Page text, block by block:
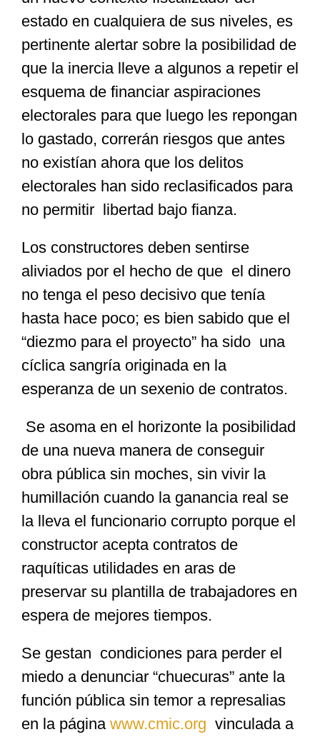
estado en cualquiera de sus niveles, es
pertinente alertar sobre la posibilidad de
que la inercia lleve a algunos a repetir el
esquema de financiar aspiraciones
electorales para que luego les repongan
lo gastado, correrán riesgos que antes
no existían ahora que los delitos
electorales han sido reclasificados para
no permitir libertad bajo fianza.
Los constructores deben sentirse
aliviados por el hecho de que el dinero
no tenga el peso decisivo que tenía
hasta hace poco; es bien sabido que el
“diezmo para el proyecto” ha sido una
cíclica sangría originada en la
esperanza de un sexenio de contratos.
Se asoma en el horizonte la posibilidad
de una nueva manera de conseguir
obra pública sin moches, sin vivir la
humillación cuando la ganancia real se
la lleva el funcionario corrupto porque el
constructor acepta contratos de
raquíticas utilidades en aras de
preservar su plantilla de trabajadores en
espera de mejores tiempos.
Se gestan condiciones para perder el
miedo a denunciar “chuecuras” ante la
función pública sin temor a represalias
en la página www.cmic.org vinculada a